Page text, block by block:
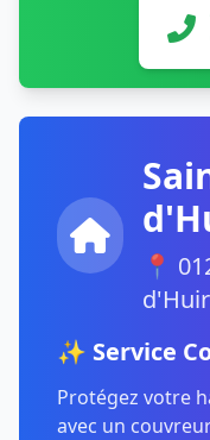
📍
✨ Service
Protégez votre
avec un